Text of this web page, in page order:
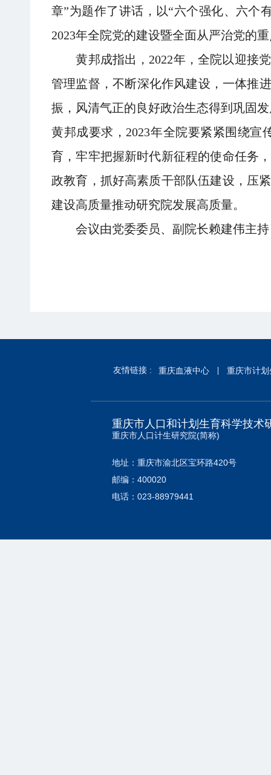
章”为题作了讲话，以“六个强化、六个
2023年全院党的建设暨全面从严治党的
黄邦成指出，2022年，全院以迎接党
管理监督，不断深化作风建设，一体推
振，风清气正的良好政治生态得到巩固
黄邦成要求，2023年全院要紧紧围绕
育，牢牢把握新时代新征程的使命任务
政教育，抓好高素质干部队伍建设，压
建设高质量推动研究院发展高质量。
会议由党委委员、副院长赖建伟主持
友情链接 : 重庆血液中心 重庆市计
重庆市人口和计划生育科学技术
重庆市人口计生研究院(简称)
地址：重庆市渝北区宝环路420号
邮编：400020
电话：023-88979441